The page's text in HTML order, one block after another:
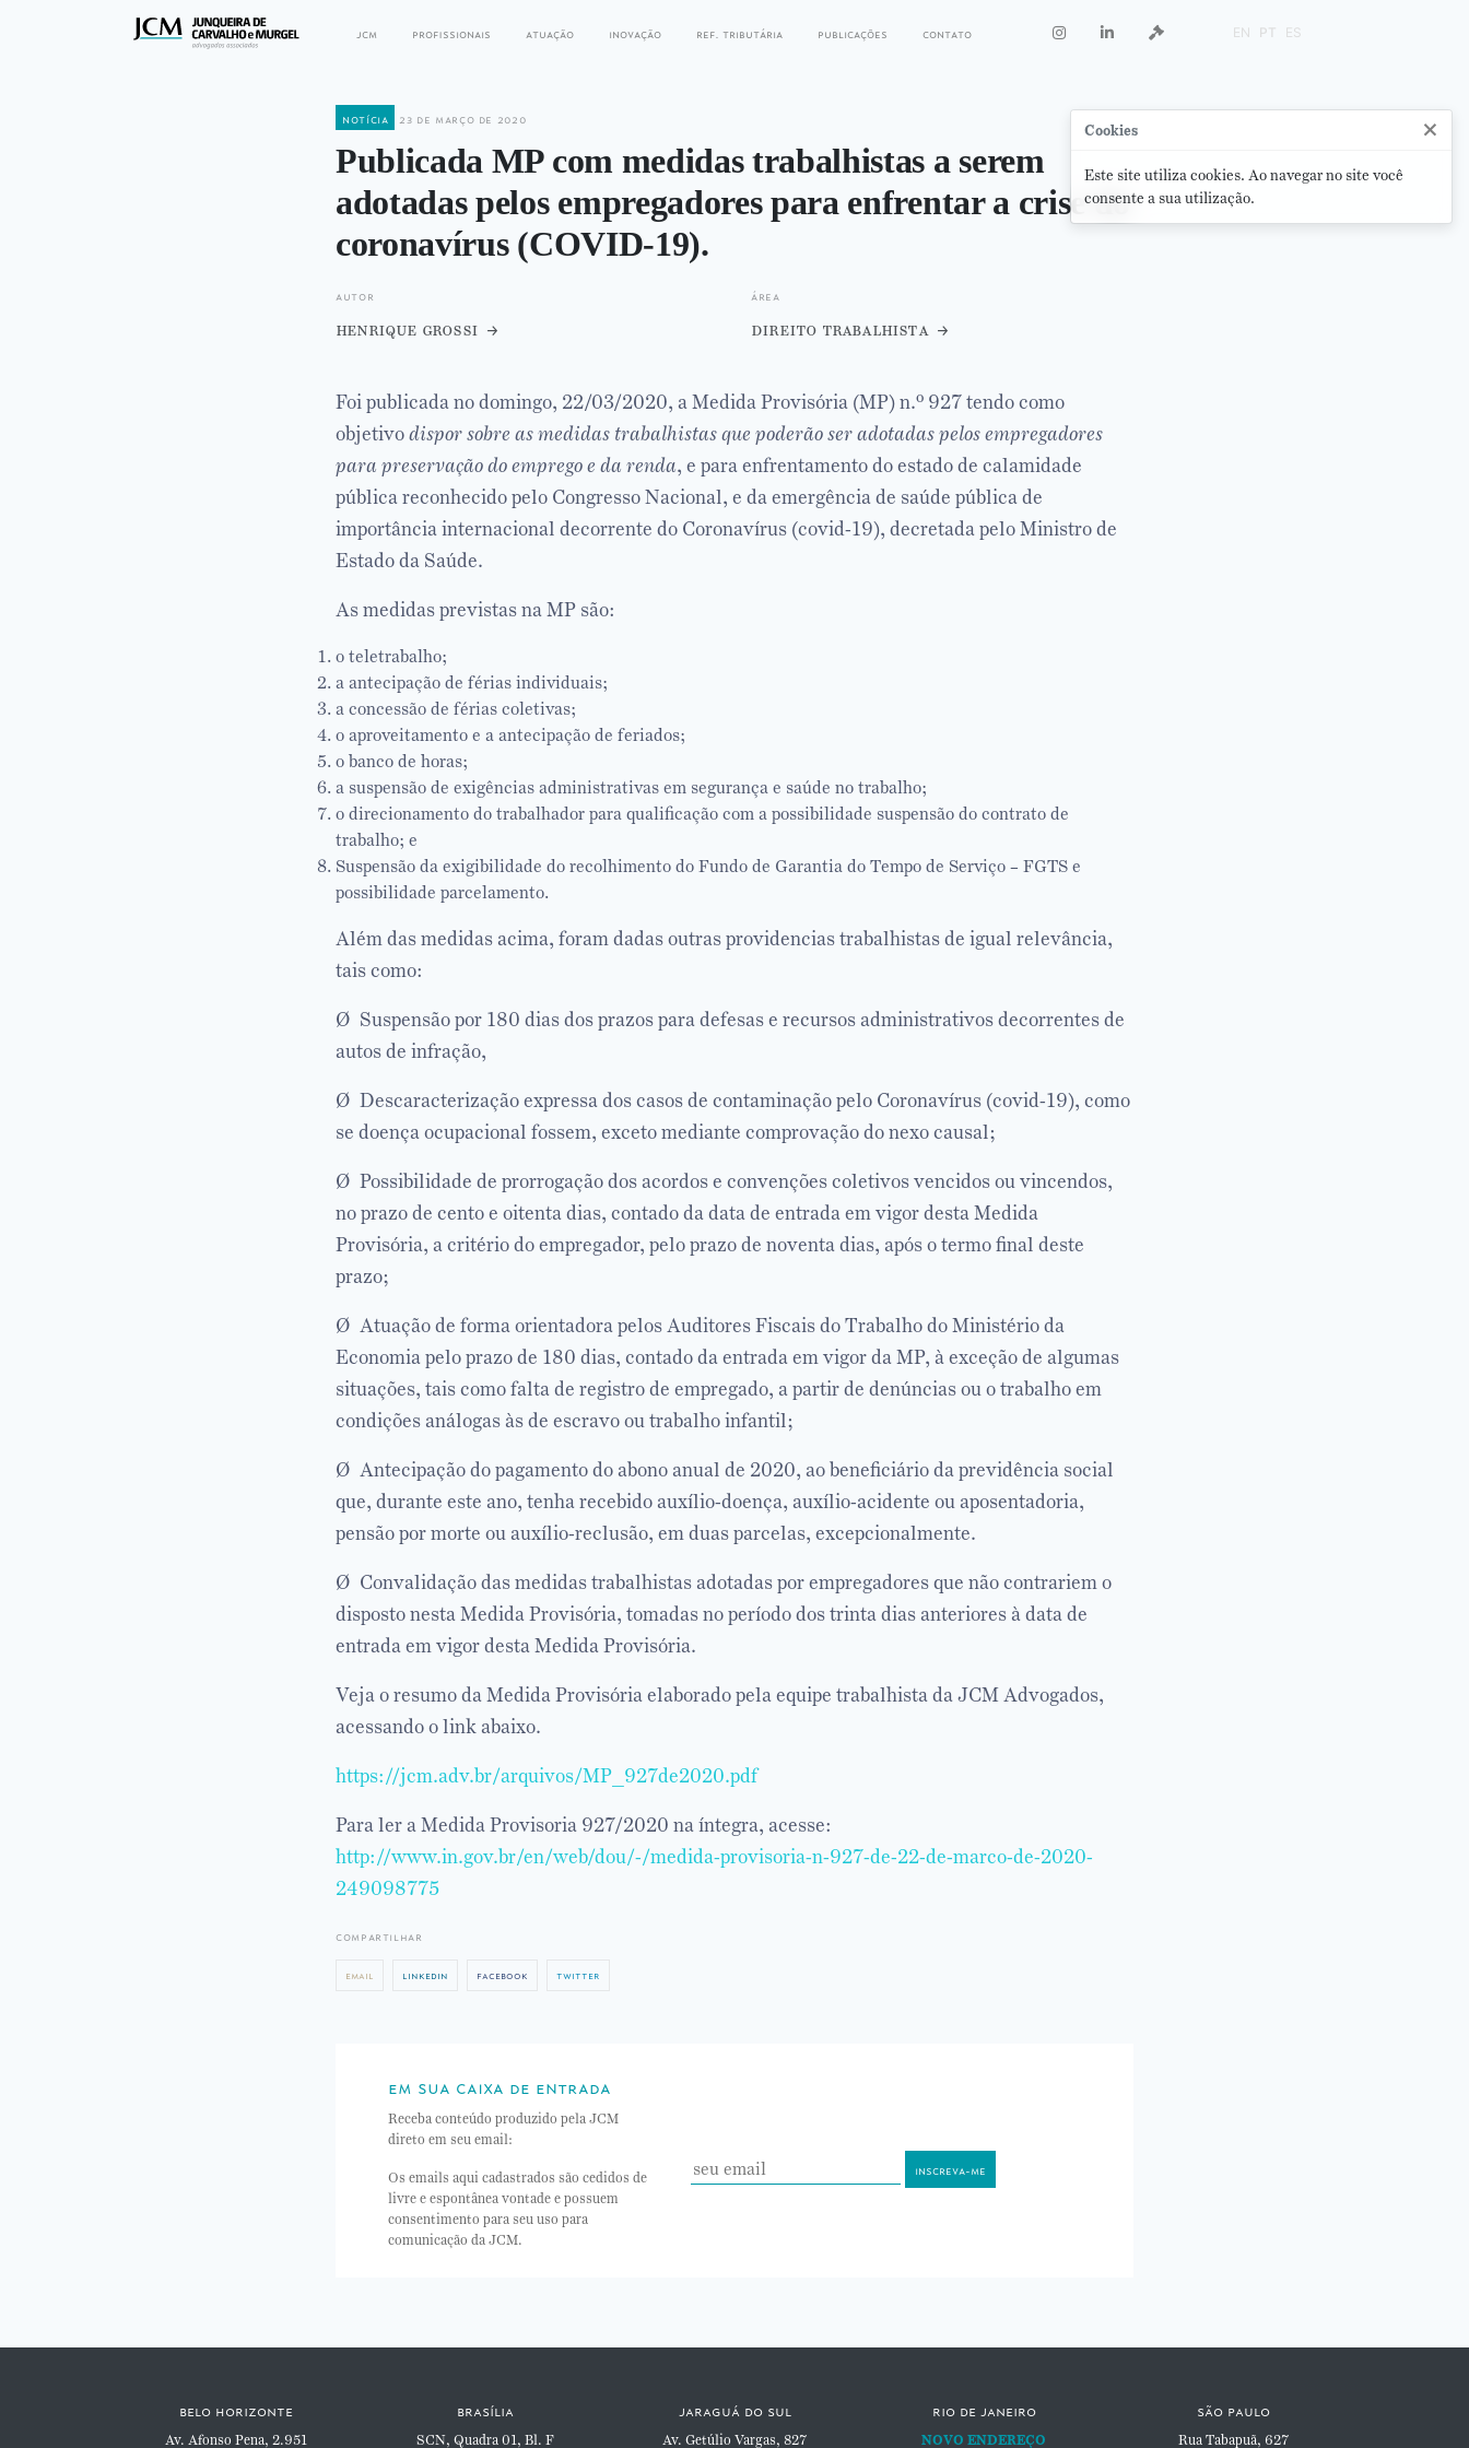
jcm profissionais atuação inovação ref. tributária publicações contato EN PT ES
notícia 23 de março de 2020
Publicada MP com medidas trabalhistas a serem
adotadas pelos empregadores para enfrentar a crise do
coronavírus (COVID-19).
autor
henrique grossi
área
direito trabalhista
Foi publicada no domingo, 22/03/2020, a Medida Provisória (MP) n.º 927 tendo como
objetivodispor sobre as medidas trabalhistas que poderão ser adotadas pelos empregadores
para preservação do emprego e da renda, e para enfrentamento do estado de calamidade
pública reconhecido pelo Congresso Nacional, e da emergência de saúde pública de
importância internacional decorrente do Coronavírus (covid-19), decretada pelo Ministro de
Estado da Saúde.
As medidas previstas na MP são:
o teletrabalho;
a antecipação de férias individuais;
a concessão de férias coletivas;
o aproveitamento e a antecipação de feriados;
o banco de horas;
a suspensão de exigências administrativas em segurança e saúde no trabalho;
o direcionamento do trabalhador para qualificação com a possibilidade suspensão do contrato de
trabalho; e
Suspensão da exigibilidade do recolhimento do Fundo de Garantia do Tempo de Serviço – FGTS e
possibilidade parcelamento.
Além das medidas acima, foram dadas outras providencias trabalhistas de igual relevância,
tais como:
Ø Suspensão por 180 dias dos prazos para defesas e recursos administrativos decorrentes de
autos de infração,
Ø Descaracterização expressa dos casos de contaminação pelo Coronavírus (covid-19), como
se doença ocupacional fossem, exceto mediante comprovação do nexo causal;
Ø Possibilidade de prorrogação dos acordos e convenções coletivos vencidos ou vincendos,
no prazo de cento e oitenta dias, contado da data de entrada em vigor desta Medida
Provisória, a critério do empregador, pelo prazo de noventa dias, após o termo final deste
prazo;
Ø Atuação de forma orientadora pelos Auditores Fiscais do Trabalho do Ministério da
Economia pelo prazo de 180 dias, contado da entrada em vigor da MP, à exceção de algumas
situações, tais como falta de registro de empregado, a partir de denúncias ou o trabalho em
condições análogas às de escravo ou trabalho infantil;
Ø Antecipação do pagamento do abono anual de 2020, ao beneficiário da previdência social
que, durante este ano, tenha recebido auxílio-doença, auxílio-acidente ou aposentadoria,
pensão por morte ou auxílio-reclusão, em duas parcelas, excepcionalmente.
Ø Convalidação das medidas trabalhistas adotadas por empregadores que não contrariem o
disposto nesta Medida Provisória, tomadas no período dos trinta dias anteriores à data de
entrada em vigor desta Medida Provisória.
Veja o resumo da Medida Provisória elaborado pela equipe trabalhista da JCM Advogados,
acessando o link abaixo.
https://jcm.adv.br/arquivos/MP_927de2020.pdf
Para ler a Medida Provisoria 927/2020 na íntegra, acesse:
http://www.in.gov.br/en/web/dou/-/medida-provisoria-n-927-de-22-de-marco-de-2020-
249098775
compartilhar
email linkedin facebook twitter
em sua caixa de entrada
Receba conteúdo produzido pela JCM
direto em seu email:
Os emails aqui cadastrados são cedidos de
livre e espontânea vontade e possuem
consentimento para seu uso para
comunicação da JCM.
belo horizonte
Av. Afonso Pena, 2.951
brasília
SCN, Quadra 01, Bl. F
jaraguá do sul
Av. Getúlio Vargas, 827
rio de janeiro
NOVO ENDEREÇO
são paulo
Rua Tabapuã, 627
Cookies ×
Este site utiliza cookies. Ao navegar no site você
consente a sua utilização.